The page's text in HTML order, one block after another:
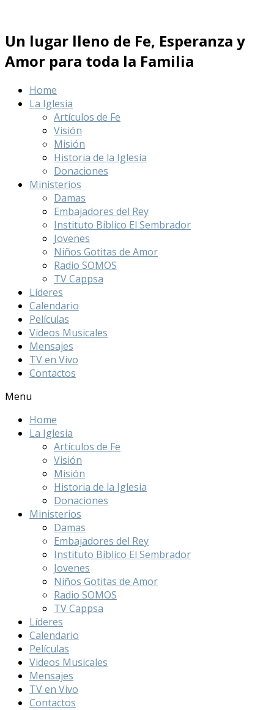
Un lugar lleno de Fe, Esperanza y
Amor para toda la Familia
Home
La Iglesia
Artículos de Fe
Visión
Misión
Historia de la Iglesia
Donaciones
Ministerios
Damas
Embajadores del Rey
Instituto Bíblico El Sembrador
Jovenes
Niños Gotitas de Amor
Radio SOMOS
TV Cappsa
Líderes
Calendario
Películas
Videos Musicales
Mensajes
TV en Vivo
Contactos
Menu
Home
La Iglesia
Artículos de Fe
Visión
Misión
Historia de la Iglesia
Donaciones
Ministerios
Damas
Embajadores del Rey
Instituto Bíblico El Sembrador
Jovenes
Niños Gotitas de Amor
Radio SOMOS
TV Cappsa
Líderes
Calendario
Películas
Videos Musicales
Mensajes
TV en Vivo
Contactos